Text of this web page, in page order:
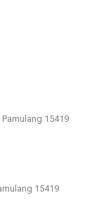
15419
15419